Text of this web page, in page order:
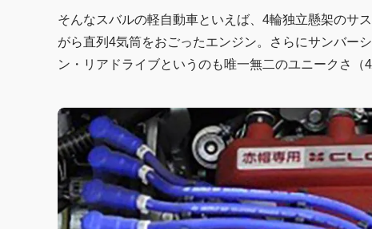
そんなスバルの軽自動車といえば、4輪独立懸架のサ
がら直列4気筒をおごったエンジン。さらにサンバー
ン・リアドライブというのも唯一無二のユニークさ（4